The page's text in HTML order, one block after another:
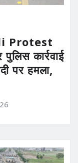
Protest
कार्रवाई
पर हमला,